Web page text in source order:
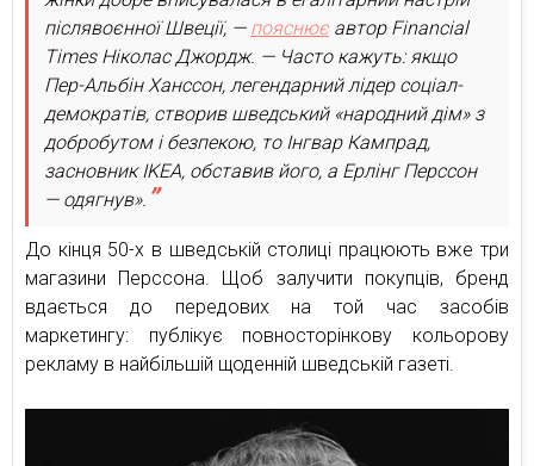
післявоєнної Швеції, — пояснює автор Financial
Times Ніколас Джордж. — Часто кажуть: якщо
Пер-Альбін Ханссон, легендарний лідер соціал-
демократів, створив шведський «народний дім» з
добробутом і безпекою, то Інгвар Кампрад,
засновник IKEA, обставив його, а Ерлінг Перссон
— одягнув».
До кінця 50-х в шведській столиці працюють вже три
магазини Перссона. Щоб залучити покупців, бренд
вдається до передових на той час засобів
маркетингу: публікує повносторінкову кольорову
рекламу в найбільшій щоденній шведській газеті.